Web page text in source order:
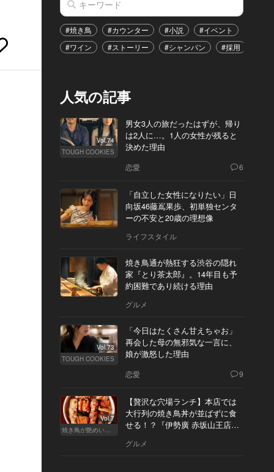
#焼き鳥 #カウンター #小説 #イベント
#ワイン
#ストーリー #シャンパン #採用
人気の記事
Vol.74
TOUGH COOKIES
男女3人の旅だったはずが、帰り
は2人に…。1人の女性が残ると
決めた理由
恋愛 6
「自立した女性になりたい」日
向坂46藤嶌果歩、初単独センタ
ーの不安と20歳の理想像
ライフスタイル
焼き鳥通が熱狂する渋谷の隠れ
家『とり茶太郎』。14年目も予
約困難であり続ける理由
グルメ
Vol.73
TOUGH COOKIES
「今日はたくさん甘えちゃお」
再会した母の無邪気な一言に、
娘が激怒した理由
恋愛 9
Vol.7
焼き鳥が艶めいてきた
【贅沢な穴場ランチ】本店では
大行列の焼き鳥丼が並ばずに食
せる！？『伊勢廣 赤坂山王店』
グルメ